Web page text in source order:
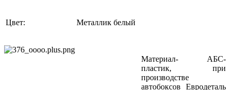
Цвет: Металлик белый
Материал- АБС-
пластик, при
производстве
автобоксов Евродеталь